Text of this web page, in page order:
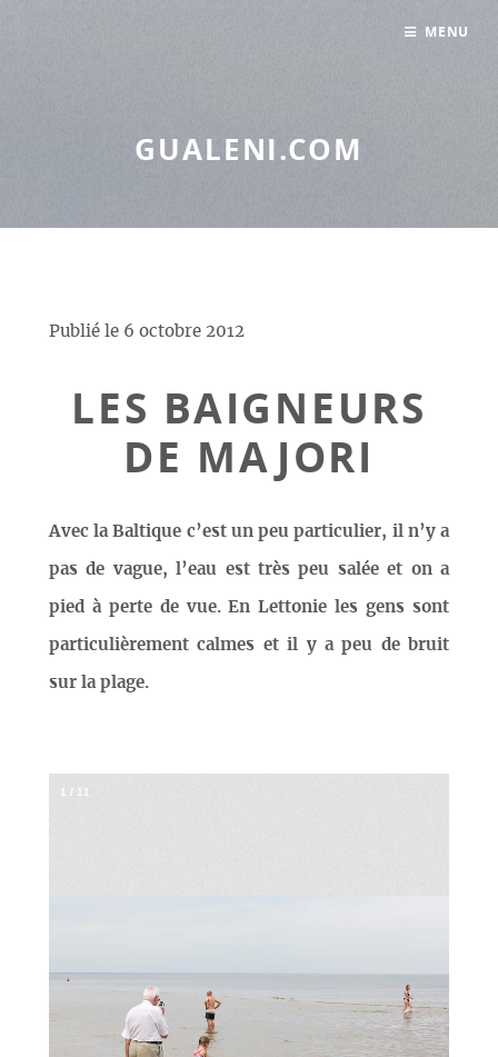
GUALENI.COM
Publié le 6 octobre 2012
LES BAIGNEURS
DE MAJORI
Avec la Baltique c’est un peu particulier, il n’y a
pas de vague, l’eau est très peu salée et on a
pied à perte de vue. En Lettonie les gens sont
particulièrement calmes et il y a peu de bruit
sur la plage.
1 / 11
MENU